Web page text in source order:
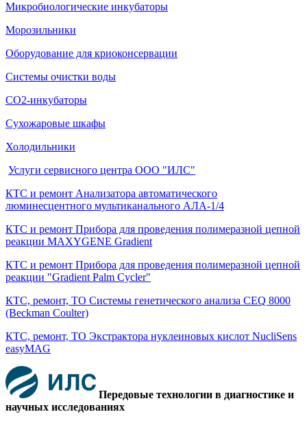
Микробиологические инкубаторы
Морозильники
Оборудование для криоконсервации
Системы очистки воды
СО2-инкубаторы
Сухожаровые шкафы
Холодильники
Услуги сервисного центра ООО "ИЛС"
КТС и ремонт Анализатора автоматического
люминесцентного мультиканального АЛА-1/4
КТС и ремонт Прибора для проведения полимеразной цепной
реакции MAXYGENE Gradient
КТС и ремонт Прибора для проведения полимеразной цепной
реакции "Gradient Palm Cycler"
КТС, ремонт, ТО Системы генетического анализа CEQ 8000
(Beckman Coulter)
КТС, ремонт, ТО Экстрактора нуклеиновых кислот NucliSens
easyMAG
Передовые технологии в диагностике и
научных исследованиях